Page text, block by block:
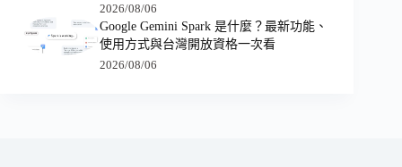
2026/08/06
Google Gemini Spark 是什麼？最新功能、
使用方式與台灣開放資格一次看
2026/08/06